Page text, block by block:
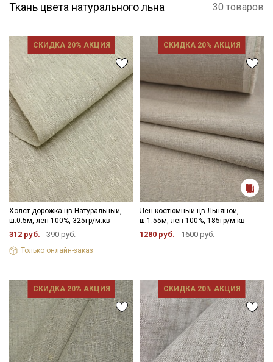
Ткань цвета натурального льна 30 товаров
СКИДКА 20% АКЦИЯ
Холст-дорожка цв.Натуральный,
ш.0.5м, лен-100%, 325гр/м.кв
312 руб. 390 руб.
Только онлайн-заказ
СКИДКА 20% АКЦИЯ
Лен костюмный цв.Льняной,
ш.1.55м, лен-100%, 185гр/м.кв
1280 руб. 1600 руб.
СКИДКА 20% АКЦИЯ СКИДКА 20% АКЦИЯ